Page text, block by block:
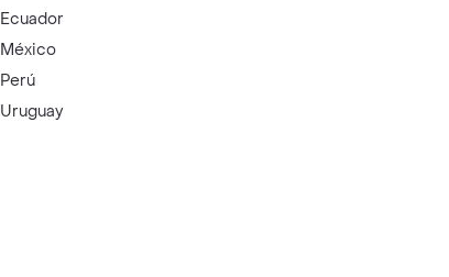
Ecuador
México
Perú
Uruguay